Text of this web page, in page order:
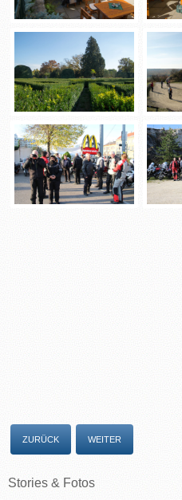
ZURÜCK WEITER
Stories & Fotos